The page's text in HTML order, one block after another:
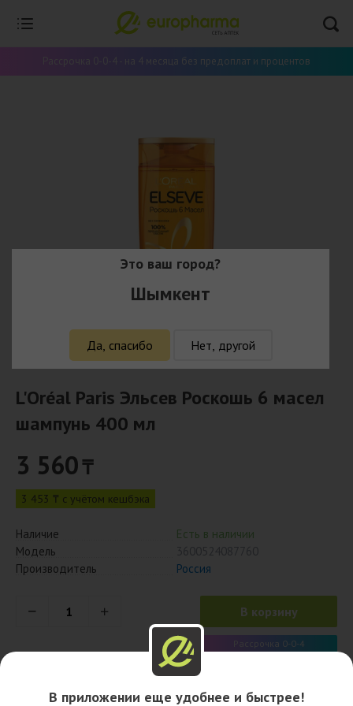
Рассрочка 0-0-4 - на 4 месяца без предоплат и процентов
L'Oréal Paris Эльсев Роскошь 6 масел
шампунь 400 мл
3 560₸
3 453 ₸ с учётом кешбэка
Наличие
Есть в наличии
Модель
Производитель
Россия
В корзину
Рассрочка 0-0-4
В приложении еще удобнее и быстрее!
Это ваш город?
Шымкент
Да, спасибо Нет, другой